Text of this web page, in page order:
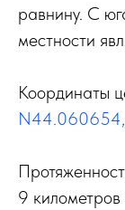
равнину. С
местности
Координаты
9